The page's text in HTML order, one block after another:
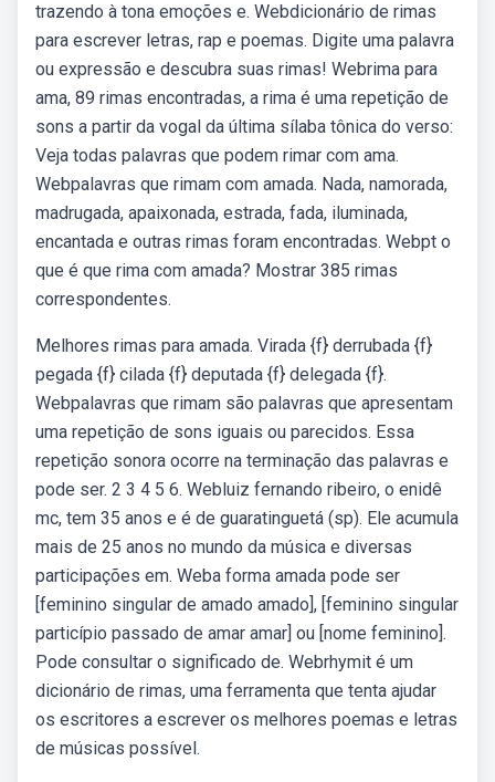
trazendo à tona emoções e. Webdicionário de rimas
para escrever letras, rap e poemas. Digite uma palavra
ou expressão e descubra suas rimas! Webrima para
ama, 89 rimas encontradas, a rima é uma repetição de
sons a partir da vogal da última sílaba tônica do verso:
Veja todas palavras que podem rimar com ama.
Webpalavras que rimam com amada. Nada, namorada,
madrugada, apaixonada, estrada, fada, iluminada,
encantada e outras rimas foram encontradas. Webpt o
que é que rima com amada? Mostrar 385 rimas
correspondentes.
Melhores rimas para amada. Virada {f} derrubada {f}
pegada {f} cilada {f} deputada {f} delegada {f}.
Webpalavras que rimam são palavras que apresentam
uma repetição de sons iguais ou parecidos. Essa
repetição sonora ocorre na terminação das palavras e
pode ser. 2 3 4 5 6. Webluiz fernando ribeiro, o enidê
mc, tem 35 anos e é de guaratinguetá (sp). Ele acumula
mais de 25 anos no mundo da música e diversas
participações em. Weba forma amada pode ser
[feminino singular de amado amado], [feminino singular
particípio passado de amar amar] ou [nome feminino].
Pode consultar o significado de. Webrhymit é um
dicionário de rimas, uma ferramenta que tenta ajudar
os escritores a escrever os melhores poemas e letras
de músicas possível.